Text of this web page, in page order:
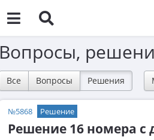
Вопросы,
Все Вопросы Решения
№5868 Решение
Решение 16 номера с